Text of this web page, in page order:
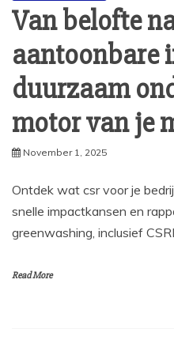
Van belofte
aantoonbare
duurzaam
motor van je
November 1, 2025
Ontdek wat csr voor je
snelle impactkansen en
greenwashing, inclusief
Read More